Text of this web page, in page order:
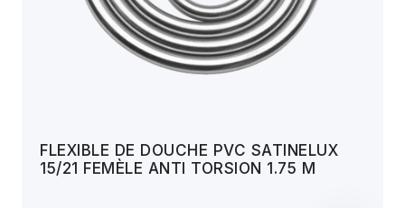
FLEXIBLE DE DOUCHE PVC SATINELUX
15/21 FEMÈLE ANTI TORSION 1.75 M